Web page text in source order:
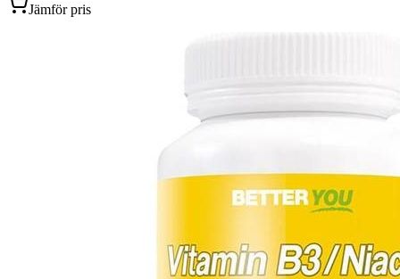
Jämför pris